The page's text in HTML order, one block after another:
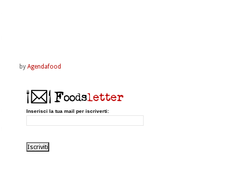
by Agendafood
Inserisci la tua mail per iscriverti: